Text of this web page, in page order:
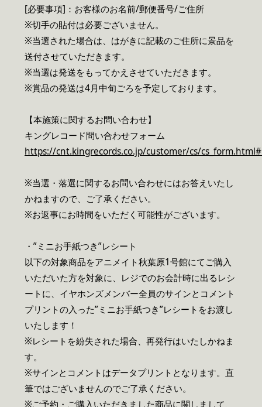
[必要事項]：お客様のお名前/郵便番号/ご住所
※切手の貼付は必要ございません。
※当選された場合は、はがきに記載のご住所に景品を
送付させていただきます。
※当選は発送をもってかえさせていただきます。
※賞品の発送は4月中旬ごろを予定しております。
【本施策に関するお問い合わせ】
キングレコード問い合わせフォーム
https://cnt.kingrecords.co.jp/customer/cs/
※当選・落選に関するお問い合わせにはお答えいたし
かねますので、ご了承ください。
※お返事にお時間をいただく可能性がございます。
・”ミニお手紙つき”レシート
以下の対象商品をアニメイト秋葉原1号館にてご購入
いただいた方を対象に、レジでのお会計時に出るレシ
ートに、イヤホンズメンバー全員のサインとコメント
プリントの入った”ミニお手紙つき”レシートをお渡し
いたします！
※レシートを紛失された場合、再発行はいたしかねま
す。
※サインとコメントはデータプリントとなります。直
筆ではございませんのでご了承ください。
※ご予約・ご購入いただきました商品に関しまして、